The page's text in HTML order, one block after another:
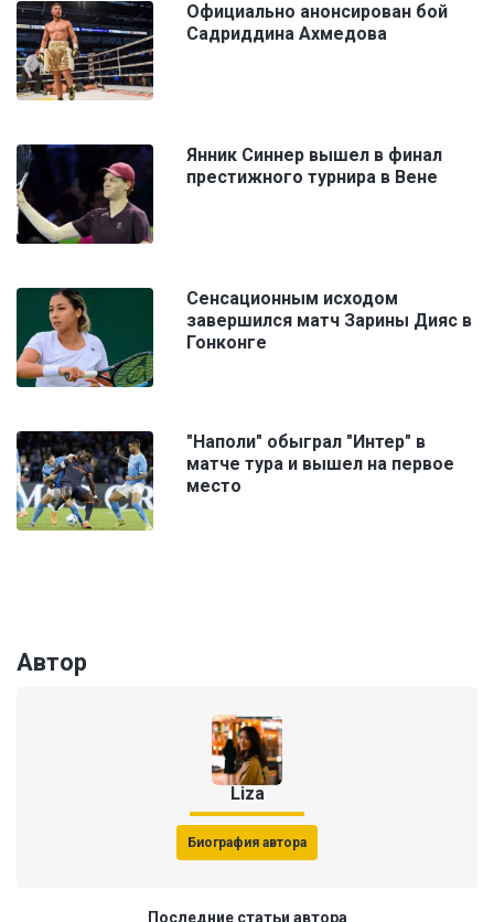
Официально анонсирован бой
Садриддина Ахмедова
Янник Синнер вышел в финал
престижного турнира в Вене
Сенсационным исходом
завершился матч Зарины Дияс в
Гонконге
"Наполи" обыграл "Интер" в
матче тура и вышел на первое
место
Автор
Liza
Биография автора
Последние статьи автора